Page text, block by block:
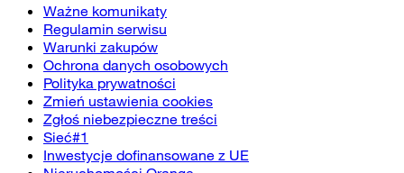
Ważne komunikaty
Regulamin serwisu
Warunki zakupów
Ochrona danych osobowych
Polityka prywatności
Zmień ustawienia cookies
Zgłoś niebezpieczne treści
Sieć#1
Inwestycje dofinansowane z UE